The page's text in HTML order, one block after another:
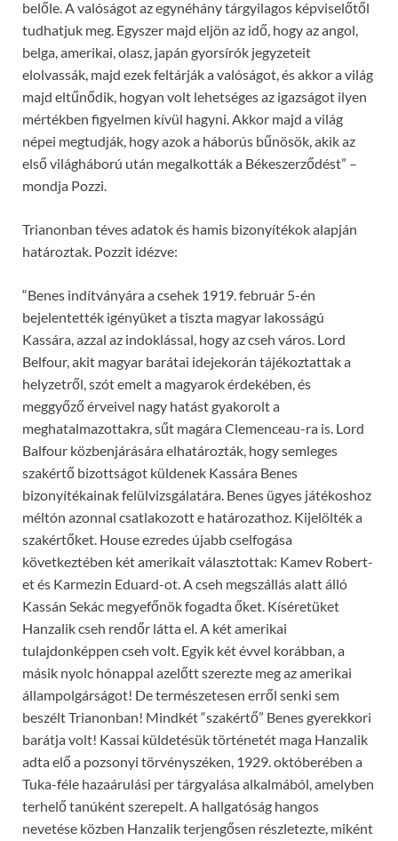
belőle. A valóságot az egynéhány tárgyilagos képviselőtől
tudhatjuk meg. Egyszer majd eljön az idő, hogy az angol,
belga, amerikai, olasz, japán gyorsírók jegyzeteit
elolvassák, majd ezek feltárják a valóságot, és akkor a világ
majd eltűnődik, hogyan volt lehetséges az igazságot ilyen
mértékben figyelmen kívül hagyni. Akkor majd a világ
népei megtudják, hogy azok a háborús bűnösök, akik az
első világháború után megalkották a Békeszerződést” –
mondja Pozzi.
Trianonban téves adatok és hamis bizonyítékok alapján
határoztak. Pozzit idézve:
“Benes indítványára a csehek 1919. február 5-én
bejelentették igényüket a tiszta magyar lakosságú
Kassára, azzal az indoklással, hogy az cseh város. Lord
Belfour, akit magyar barátai idejekorán tájékoztattak a
helyzetről, szót emelt a magyarok érdekében, és
meggyőző érveivel nagy hatást gyakorolt a
meghatalmazottakra, sűt magára Clemenceau-ra is. Lord
Balfour közbenjárására elhatározták, hogy semleges
szakértő bizottságot küldenek Kassára Benes
bizonyítékainak felülvizsgálatára. Benes ügyes játékoshoz
méltón azonnal csatlakozott e határozathoz. Kijelölték a
szakértőket. House ezredes újabb cselfogása
következtében két amerikait választottak: Kamev Robert-
et és Karmezin Eduard-ot. A cseh megszállás alatt álló
Kassán Sekác megyefőnök fogadta őket. Kíséretüket
Hanzalik cseh rendőr látta el. A két amerikai
tulajdonképpen cseh volt. Egyik két évvel korábban, a
másik nyolc hónappal azelőtt szerezte meg az amerikai
állampolgárságot! De természetesen erről senki sem
beszélt Trianonban! Mindkét “szakértő” Benes gyerekkori
barátja volt! Kassai küldetésük történetét maga Hanzalik
adta elő a pozsonyi törvényszéken, 1929. októberében a
Tuka-féle hazaárulási per tárgyalása alkalmából, amelyben
terhelő tanúként szerepelt. A hallgatóság hangos
nevetése közben Hanzalik terjengősen részletezte, miként